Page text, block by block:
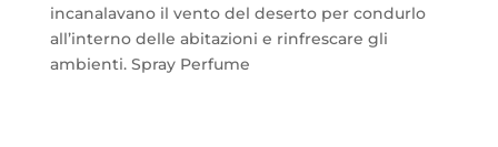
incanalavano il vento del deserto per condurlo
all’interno delle abitazioni e rinfrescare gli
ambienti. Spray Perfume